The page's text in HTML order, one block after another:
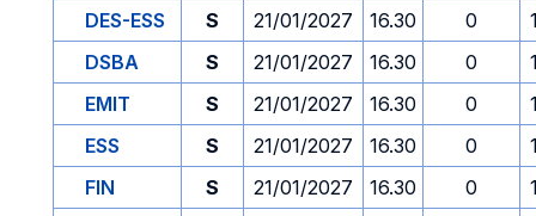
DES-ESS
S 21/01/2027 16.30 0
DSBA
S 21/01/2027 16.30 0
EMIT
S 21/01/2027 16.30 0
ESS
S 21/01/2027 16.30 0
FIN
S 21/01/2027 16.30 0